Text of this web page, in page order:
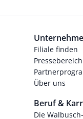
Filiale finden
Pressebereich
Über uns
Beruf &
Die